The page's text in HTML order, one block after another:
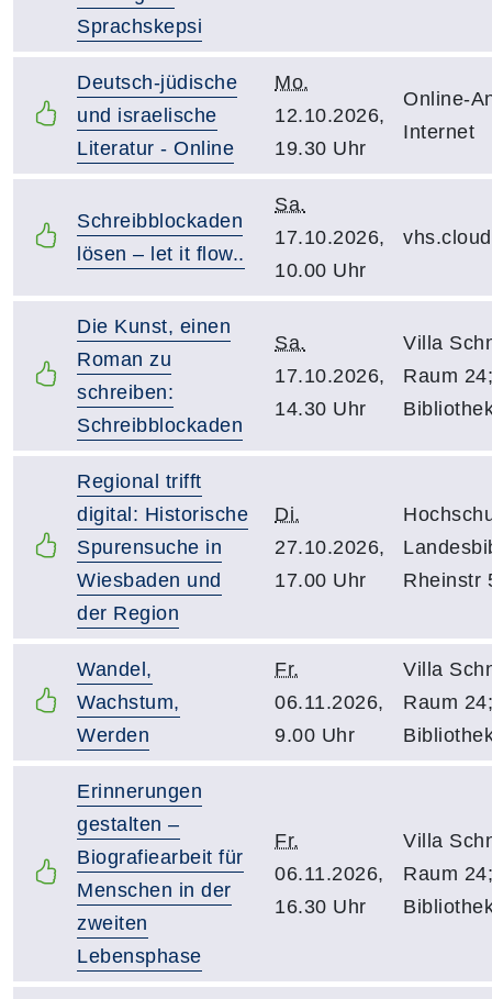
Sprachskepsi
Deutsch-jüdische
und israelische
Literatur - Online
Mo.
12.10.2026,
19.30 Uhr
Online-
Internet
Schreibblockaden
lösen – let it flow..
Sa.
17.10.2026,
10.00 Uhr
Die Kunst, einen
Roman zu
schreiben:
Schreibblockaden
Sa.
17.10.2026,
14.30 Uhr
Villa
Raum 24;
Regional trifft
digital: Historische
Spurensuche in
Wiesbaden und
der Region
Di.
27.10.2026,
17.00 Uhr
Rheinstr
Wandel,
Wachstum,
Werden
Fr.
06.11.2026,
9.00 Uhr
Villa
Raum 24;
Erinnerungen
gestalten –
Biografiearbeit für
Menschen in der
zweiten
Lebensphase
Fr.
06.11.2026,
16.30 Uhr
Villa
Raum 24;